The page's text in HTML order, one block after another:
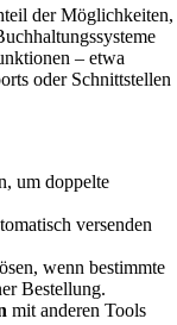
der Möglichkeiten,
– etwa
oder Schnittstellen
um doppelte
versenden
wenn bestimmte
Bestellung.
mit anderen Tools